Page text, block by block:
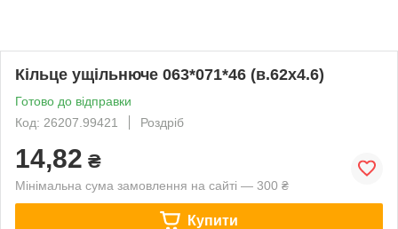
Кільце ущільнюче 063*071*46 (в.62х4.6)
Готово до відправки
Код: 26207.99421
Роздріб
14,82 ₴
Мінімальна сума замовлення на сайті — 300 ₴
Купити